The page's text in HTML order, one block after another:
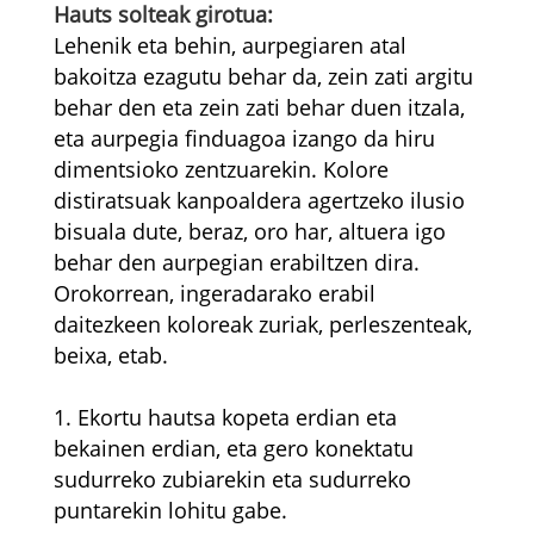
Hauts solteak girotua:
Lehenik eta behin, aurpegiaren atal
bakoitza ezagutu behar da, zein zati argitu
behar den eta zein zati behar duen itzala,
eta aurpegia finduagoa izango da hiru
dimentsioko zentzuarekin. Kolore
distiratsuak kanpoaldera agertzeko ilusio
bisuala dute, beraz, oro har, altuera igo
behar den aurpegian erabiltzen dira.
Orokorrean, ingeradarako erabil
daitezkeen koloreak zuriak, perleszenteak,
beixa, etab.
1. Ekortu hautsa kopeta erdian eta
bekainen erdian, eta gero konektatu
sudurreko zubiarekin eta sudurreko
puntarekin lohitu gabe.